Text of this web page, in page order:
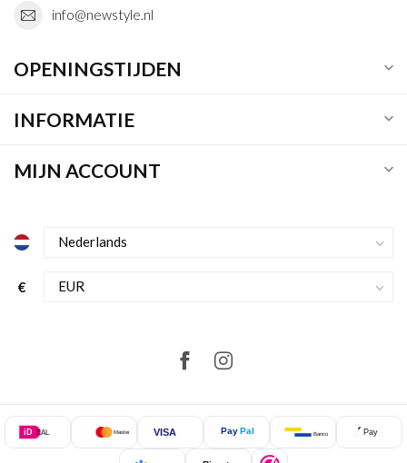
info@newstyle.nl
OPENINGSTIJDEN
INFORMATIE
MIJN ACCOUNT
€
iD EAL Mastercard VISA Pay Pal Bancontact Pay